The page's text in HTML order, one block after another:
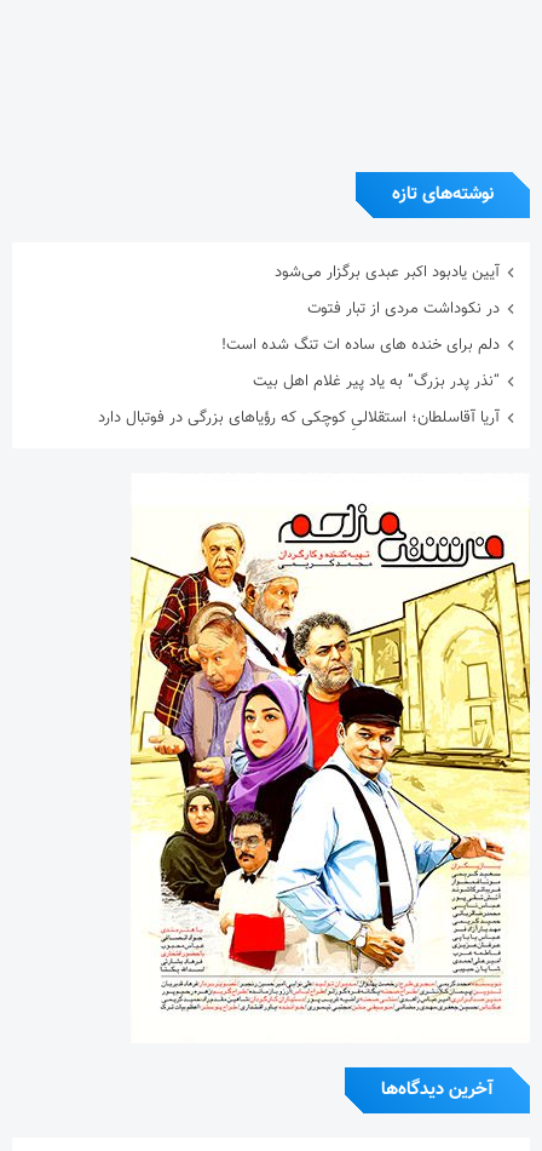
دلم برای خنده های ساده ات تنگ شده است!
“نذر پدر بزرگ” به یاد پیر غلام اهل بیت
آریا آقاسلطان؛ استقلالیِ کوچکی که رؤیاهای بزرگی در فوتبال دارد
آخرین دیدگاه‌ها